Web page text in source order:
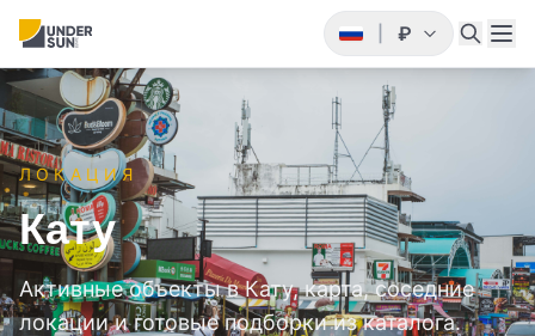
₽
ЛОКАЦИЯ
Кату
Активные объекты в Кату, карта, соседние
локации и готовые подборки из каталога.